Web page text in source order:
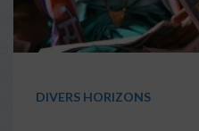
DIVERS HORIZONS